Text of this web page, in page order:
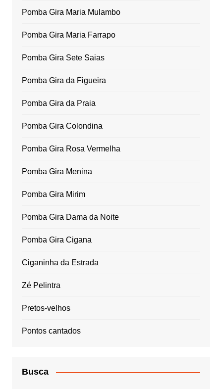
Pomba Gira Maria Mulambo
Pomba Gira Maria Farrapo
Pomba Gira Sete Saias
Pomba Gira da Figueira
Pomba Gira da Praia
Pomba Gira Colondina
Pomba Gira Rosa Vermelha
Pomba Gira Menina
Pomba Gira Mirim
Pomba Gira Dama da Noite
Pomba Gira Cigana
Ciganinha da Estrada
Zé Pelintra
Pretos-velhos
Pontos cantados
Busca